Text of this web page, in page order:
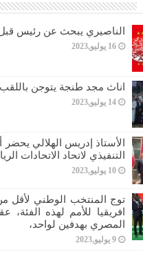
الناصيري يبحث عن رئيس قبل
16 يوليو,2023
اناث مجد طنجة يتوجن
14 يوليو,2023
الأستاذ إدريس الهلالي
التنفيذي لاتحاد الاتحادات
10 يوليو,2023
افريقيا للأمم لهذه
المصري بهدفين لواحد،
9 يوليو,2023